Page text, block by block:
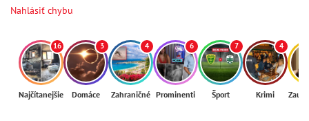
Nahlásiť chybu
16
Najčítanejšie
3
Domáce
4
Zahraničné
6
Prominenti
7
Šport
4
Krimi